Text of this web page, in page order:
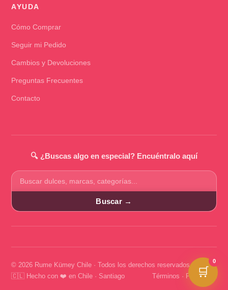
AYUDA
Cómo Comprar
Seguir mi Pedido
Cambios y Devoluciones
Preguntas Frecuentes
Contacto
🔍 ¿Buscas algo en especial? Encuéntralo aquí
Buscar
productos
Buscar →
© 2026 Rume Kümey Chile · Todos los derechos reservados
🇨🇱 Hecho con ❤️ en Chile · Santiago
Términos · Privacidad
🛒
0